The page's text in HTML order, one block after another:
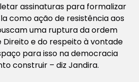
assinaturas para formalizar
como ação de resistência aos
uma ruptura da ordem
Direito e do respeito à vontade
para isso na democracia
construir – diz Jandira.